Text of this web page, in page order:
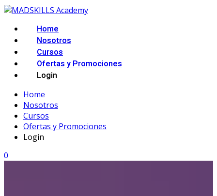
Home
Nosotros
Cursos
Ofertas y Promociones
Login
Home
Nosotros
Cursos
Ofertas y Promociones
Login
0